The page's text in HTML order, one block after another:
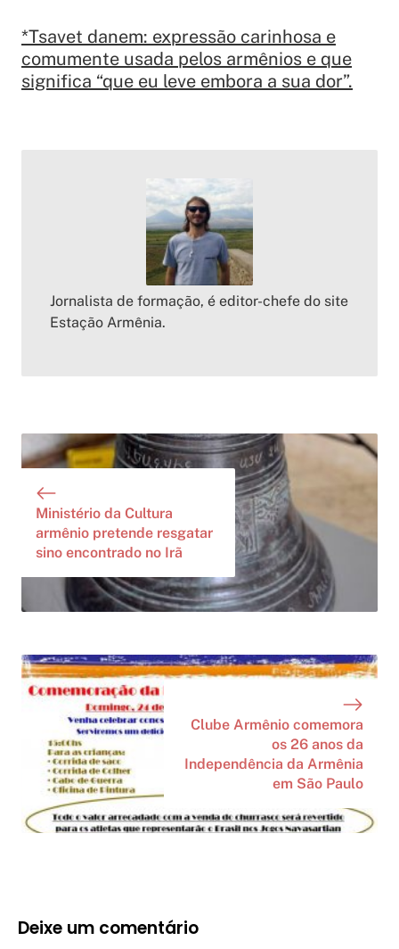
*Tsavet danem: expressão carinhosa e
comumente usada pelos armênios e que
significa “que eu leve embora a sua dor”.
Jornalista de formação, é editor-chefe do site
Estação Armênia.
Ministério da Cultura
armênio pretende resgatar
sino encontrado no Irã
Clube Armênio comemora
os 26 anos da
Independência da Armênia
em São Paulo
Deixe um comentário